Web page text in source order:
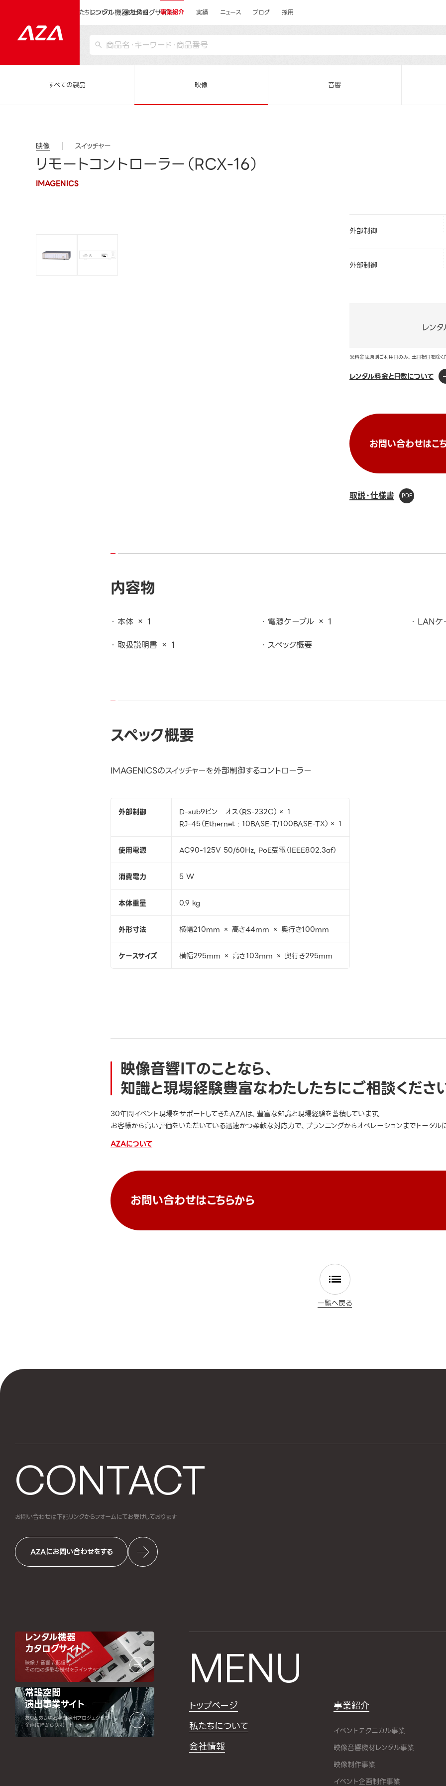
レンタル機器カタログサイト
私たちについて 会社情報 事業紹介 実績 ニュース ブログ 採用
すべての製品 映像 音響
映像 スイッチャー
リモートコントローラー（RCX-16）
IMAGENICS
外部制御
外部制御
レン
※料金は原則ご利用日のみ。土日祝日を除
レンタル料金と日数について
お問い合わせはこ
取説・仕様書
内容物
本体 × 1 電源ケーブル × 1
LANケ
取扱説明書 × 1
スペック概要
スペック概要
IMAGENICSのスイッチャーを外部制御するコントローラー
外部制御
D-sub9ピン オス（RS-232C）× 1
RJ-45（Ethernet : 10BASE-T/100BASE-TX）× 1
使用電源 AC90-125V 50/60Hz, PoE受電（IEEE802.3af）
消費電力 5 W
本体重量 0.9 kg
外形寸法 横幅210mm × 高さ44mm × 奥行き100mm
ケースサイズ 横幅295mm × 高さ103mm × 奥行き295mm
映像音響ITのことなら、
知識と現場経験豊富なわたしたちにご相談くださ
30年間イベント現場をサポートしてきたAZAは、豊富な知識と現場経験を蓄積しています。
お客様から高い評価をいただいている迅速かつ柔軟な対応力で、プランニングからオペレーションまでトータル
AZAについて
お問い合わせはこちらから
一覧へ戻る
CONTACT
お問い合わせは下記リンクからフォームにてお受けしております
AZAにお問い合わせをする
レンタル機器
カタログサイト
映像 / 音響 / 配信 /
その他の多彩な機材をラインナップ
常設空間
演出事業サイト
ありとあらゆる空間演出プロジェクトを
企画段階からサポート
MENU
トップページ
私たちについて
会社情報
事業紹介
イベントテクニカル事業
映像音響機材レンタル事業
映像制作事業
イベント企画制作事業